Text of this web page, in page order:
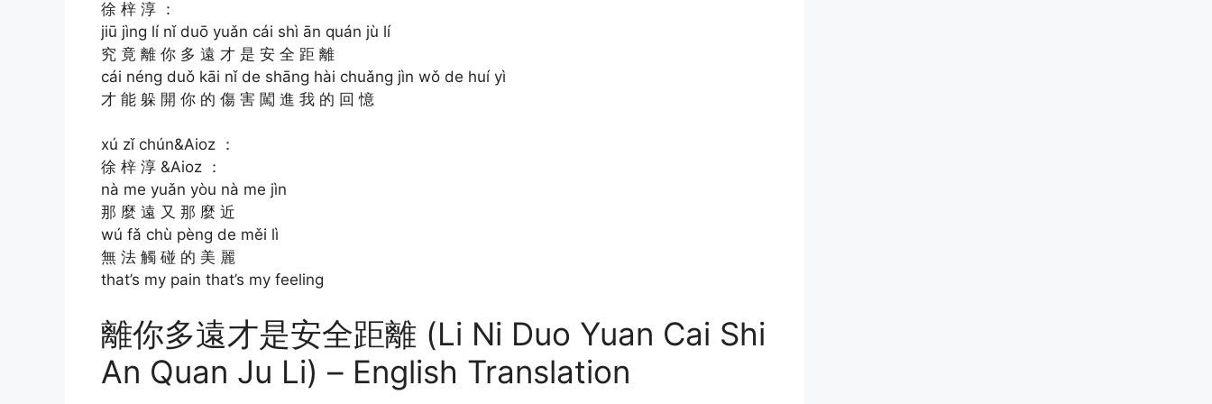
徐 梓 淳 ：
jiū jìng lí nǐ duō yuǎn cái shì ān quán jù lí
究 竟 離 你 多 遠 才 是 安 全 距 離
cái néng duǒ kāi nǐ de shāng hài chuǎng jìn wǒ de huí yì
才 能 躲 開 你 的 傷 害 闖 進 我 的 回 憶
xú zǐ chún&Aioz ：
徐 梓 淳 &Aioz ：
nà me yuǎn yòu nà me jìn
那 麼 遠 又 那 麼 近
wú fǎ chù pèng de měi lì
無 法 觸 碰 的 美 麗
that’s my pain that’s my feeling
離你多遠才是安全距離 (Li Ni Duo Yuan Cai Shi
An Quan Ju Li) – English Translation